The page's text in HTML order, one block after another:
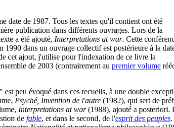
date de 1987. Tous les textes qu'il contient ont été
publication dans différents ouvrages. Lors de la
a été ajouté, Interpretations at war. Cette
1990 dans un ouvrage collectif est postérieure à la
cet ajout, j'utilise pour l'indexation de ce livre la
de 2003 (contrairement au premier volume
peu évoqué dans ces recueils, à une double
Psyché, Invention de l'autre (1982), qui sert de
Interpretations at war(1988), ajouté a posteriori.
de fable, et dans le second, de l'esprit des peuples